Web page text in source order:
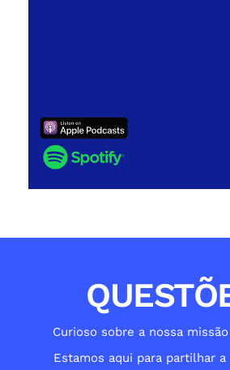
Curioso sobre a nossa
Estamos aqui para partilhar a